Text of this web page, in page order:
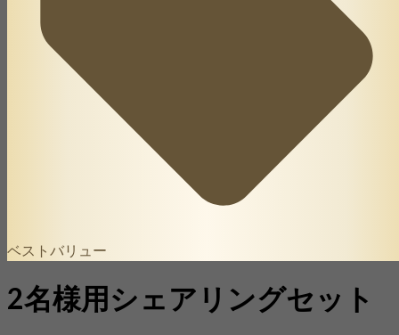
ベストバリュー
2名様用シェアリングセット